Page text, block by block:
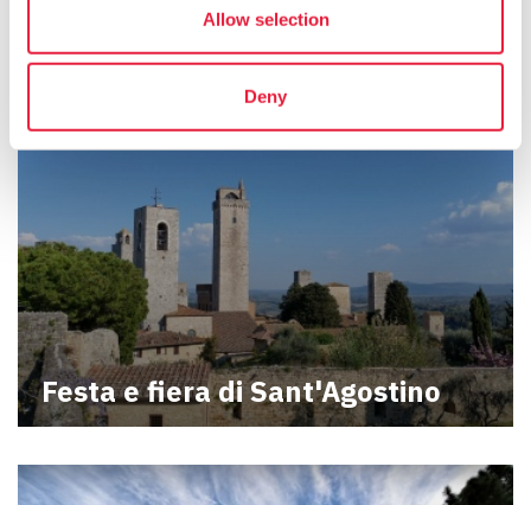
Allow selection
Deny
Festa e fiera di Sant'Agostino